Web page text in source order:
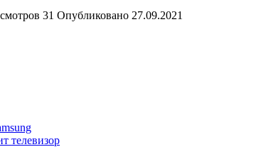
31 Опубликовано 27.09.2021
телевизор